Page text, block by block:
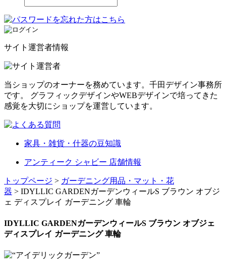
サイト運営者情報
当ショップのオーナーを務めています。千田デザイン事務所
です。 グラフィックデザインやWEBデザインで培ってきた
感覚を大切にショップを運営しています。
家具・雑貨・什器の豆知識
アンティーク シャビー 店舗情報
トップページ > ガーデニング用品・マット・花
器 > IDYLLIC GARDENガーデンウィールS ブラウン オブジ
ェ ディスプレイ ガーデニング 車輪
IDYLLIC GARDENガーデンウィールS ブラウン オブジェ
ディスプレイ ガーデニング 車輪